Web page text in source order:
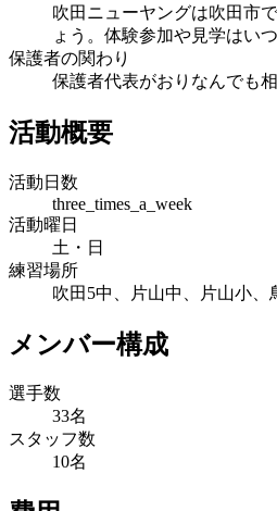
吹田ニューヤングは吹田市
ょう。体験参加や見学はい
保護者の関わり
保護者代表がおりなんでも
活動概要
活動日数
three_times_a_week
活動曜日
土・日
練習場所
吹田5中、片山中、片山小、
メンバー構成
選手数
33名
スタッフ数
10名